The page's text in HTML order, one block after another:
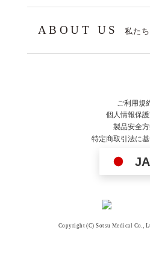
ABOUT US 私た
ご利用規
個人情報保
製品安全
特定商取引法に
JA
Copyright (C) Sotsu Medical Co.,